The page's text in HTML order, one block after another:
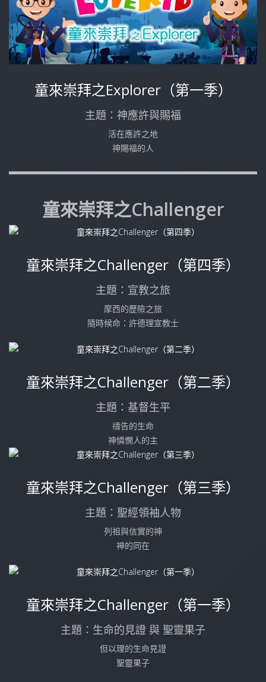
童來崇拜之Explorer（第一季）
主題：神應許與賜福
活在應許之地
神賜福的人
童來崇拜之Challenger
童來崇拜之Challenger（第四季）
主題：宣教之旅
摩西的歷險之旅
隨時候命：許德理宣教士
童來崇拜之Challenger（第二季）
主題：基督生平
禱告的生命
神憐憫人的主
童來崇拜之Challenger（第三季）
主題：聖經領袖人物
列祖與信實的神
神的同在
童來崇拜之Challenger（第一季）
主題：生命的見證 與 聖靈果子
但以理的生命見證
聖靈果子